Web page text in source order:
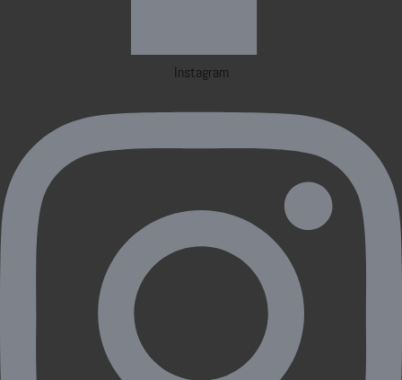
Instagram